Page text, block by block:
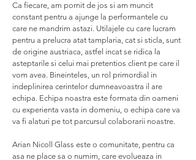
Ca fiecare, am pornit de jos si am muncit
constant pentru a ajunge la performantele cu
care ne mandrim astazi. Utilajele cu care lucram
pentru a prelucra atat tamplaria, cat si sticla, sunt
de origine austriaca, astfel incat se ridica la
asteptarile si celui mai pretentios client pe care il
vom avea. Bineinteles, un rol primordial in
indeplinirea cerintelor dumneavoastra il are
echipa. Echipa noastra este formata din oameni
cu experienta vasta in domeniu, o echipa care va
va fi alaturi pe tot parcursul colaborarii noastre.
Arian Nicoll Glass este o comunitate, pentru ca
asa ne place sa o numim, care evolueaza in